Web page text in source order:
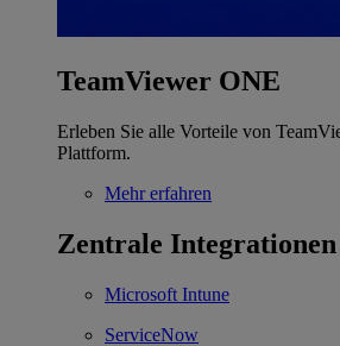
TeamViewer ONE
Erleben Sie alle Vorteile von
Plattform.
Mehr erfahren
Zentrale Integrationen
Microsoft Intune
ServiceNow